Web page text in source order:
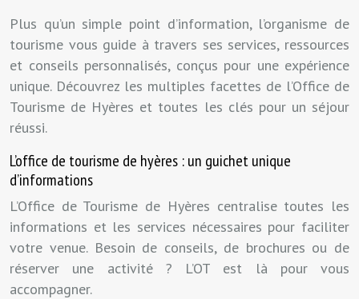
Plus qu’un simple point d’information, l’organisme de
tourisme vous guide à travers ses services, ressources
et conseils personnalisés, conçus pour une expérience
unique. Découvrez les multiples facettes de l’Office de
Tourisme de Hyères et toutes les clés pour un séjour
réussi.
L’office de tourisme de hyères : un guichet unique
d’informations
L’Office de Tourisme de Hyères centralise toutes les
informations et les services nécessaires pour faciliter
votre venue. Besoin de conseils, de brochures ou de
réserver une activité ? L’OT est là pour vous
accompagner.